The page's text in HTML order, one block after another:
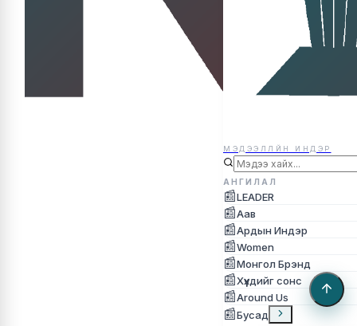
МЭДЭЭЛЛЙН ИНДЭР
АНГИЛАЛ
📰LEADER
📰Аав
📰Ардын Индэр
📰Women
📰Монгол Брэнд
📰Хүүхдийг сонс
📰Around Us
📰Бусад